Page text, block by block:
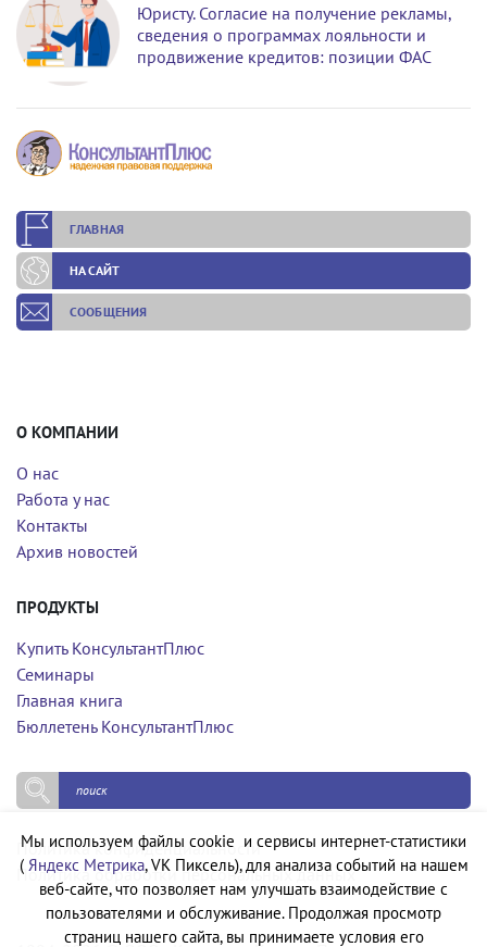
Юристу. Согласие на получение рекламы,
сведения о программах лояльности и
продвижение кредитов: позиции ФАС
ГЛАВНАЯ
НА САЙТ
СООБЩЕНИЯ
О КОМПАНИИ
О нас
Работа у нас
Контакты
Архив новостей
ПРОДУКТЫ
Купить КонсультантПлюс
Семинары
Главная книга
Бюллетень КонсультантПлюс
Политика конфиденциальности
Политика обработки персональных данных
Мы используем файлы cookie и сервисы интернет-статистики
( Яндекс Метрика, VK Пиксель), для анализа событий на нашем
веб-сайте, что позволяет нам улучшать взаимодействие с
пользователями и обслуживание. Продолжая просмотр
страниц нашего сайта, вы принимаете условия его